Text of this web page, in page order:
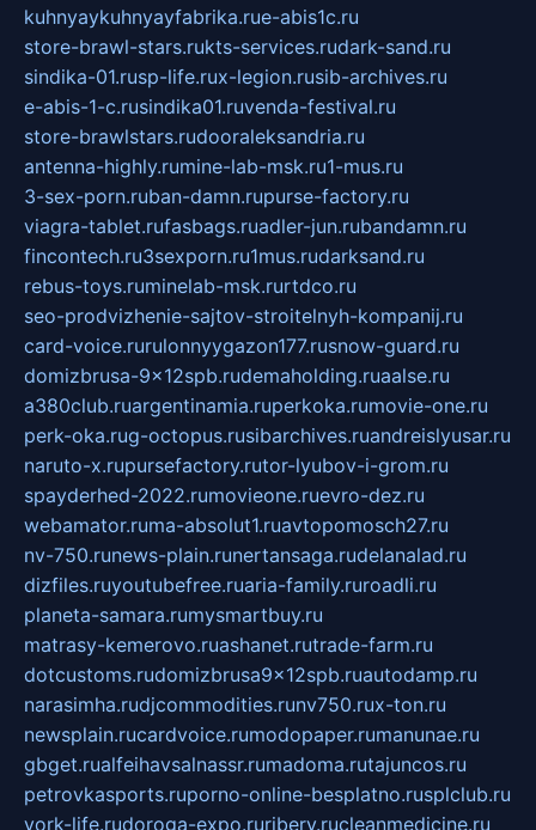
kuhnyaykuhnyayfabrika.rue-abis1c.ru
store-brawl-stars.rukts-services.rudark-sand.ru
sindika-01.rusp-life.rux-legion.rusib-archives.ru
e-abis-1-c.rusindika01.ruvenda-festival.ru
store-brawlstars.rudooraleksandria.ru
antenna-highly.rumine-lab-msk.ru1-mus.ru
3-sex-porn.ruban-damn.rupurse-factory.ru
viagra-tablet.rufasbags.ruadler-jun.rubandamn.ru
fincontech.ru3sexporn.ru1mus.rudarksand.ru
rebus-toys.ruminelab-msk.rurtdco.ru
seo-prodvizhenie-sajtov-stroitelnyh-kompanij.ru
card-voice.rurulonnyygazon177.rusnow-guard.ru
domizbrusa-9x12spb.rudemaholding.ruaalse.ru
a380club.ruargentinamia.ruperkoka.rumovie-one.ru
perk-oka.rug-octopus.rusibarchives.ruandreislyusar.ru
naruto-x.rupursefactory.rutor-lyubov-i-grom.ru
spayderhed-2022.rumovieone.ruevro-dez.ru
webamator.ruma-absolut1.ruavtopomosch27.ru
nv-750.runews-plain.runertansaga.rudelanalad.ru
dizfiles.ruyoutubefree.ruaria-family.ruroadli.ru
planeta-samara.rumysmartbuy.ru
matrasy-kemerovo.ruashanet.rutrade-farm.ru
dotcustoms.rudomizbrusa9x12spb.ruautodamp.ru
narasimha.rudjcommodities.runv750.rux-ton.ru
newsplain.rucardvoice.rumodopaper.rumanunae.ru
gbget.rualfeihavsalnassr.rumadoma.rutajuncos.ru
petrovkasports.ruporno-online-besplatno.rusplclub.ru
york-life.rudoroga-expo.ruribery.rucleanmedicine.ru